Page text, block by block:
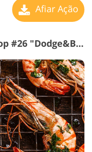
Afiar Ação
Nitidez de ação do Photoshop #26 "Dodge&Burn"